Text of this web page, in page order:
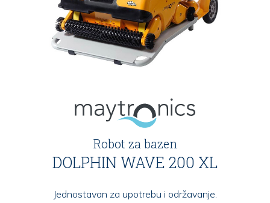
Robot za bazen
DOLPHIN WAVE 200 XL
Jednostavan za upotrebu i održavanje.